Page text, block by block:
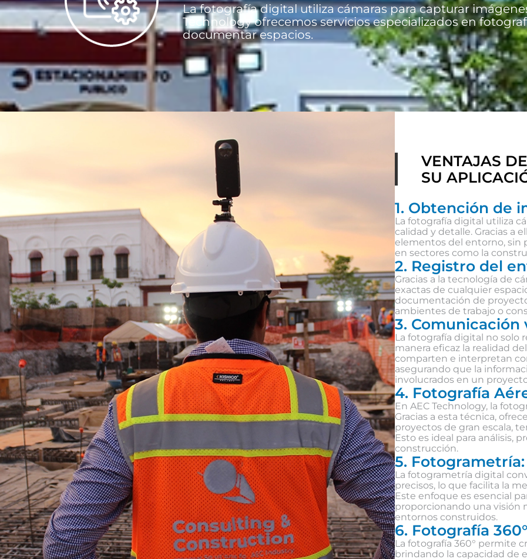
La fotografía digital utiliza cámaras para capturar
Technology ofrecemos servicios especializados en
documentar espacios.
VENTAJAS
SU
1. Obtención de
La fotografía digital utiliza
calidad y detalle. Gracias a
elementos del entorno, sin
en sectores como la
2. Registro del
Gracias a la tecnología de
exactas de cualquier
documentación de
ambientes de trabajo o
3. Comunicación
La fotografía digital no solo
manera eficaz la realidad
comparten e interpretan
asegurando que la
involucrados en un
4. Fotografía
En AEC Technology, la
Gracias a esta técnica,
proyectos de gran escala,
Esto es ideal para análisis,
construcción.
5. Fotogrametría:
La fotogrametría digital
precisos, lo que facilita la
Este enfoque es esencial
proporcionando una visión
entornos construidos.
6. Fotografía
La fotografía 360° permite
brindando la capacidad de